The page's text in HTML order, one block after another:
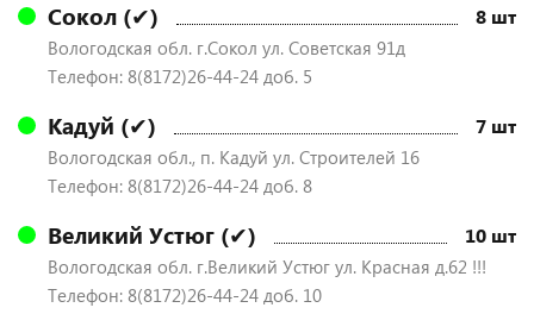
Сокол (✔) 8 шт
Вологодская обл. г.Сокол ул. Советская 91д
Телефон: 8(8172)26-44-24 доб. 5
Кадуй (✔) 7 шт
Вологодская обл., п. Кадуй ул. Строителей 16
Телефон: 8(8172)26-44-24 доб. 8
Великий Устюг (✔) 10 шт
Вологодская обл. г.Великий Устюг ул. Красная д.62 !!!
Телефон: 8(8172)26-44-24 доб. 10